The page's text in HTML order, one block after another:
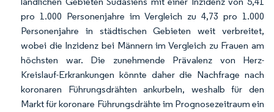
pro 1.000 Personenjahre im Vergleich zu 4,73 pro 1.000
Personenjahre in städtischen Gebieten weit verbreitet,
wobei die Inzidenz bei Männern im Vergleich zu Frauen am
höchsten war. Die zunehmende Prävalenz von Herz-
Kreislauf-Erkrankungen könnte daher die Nachfrage nach
koronaren Führungsdrähten ankurbeln, weshalb für den
Markt für koronare Führungsdrähte im Prognosezeitraum ein